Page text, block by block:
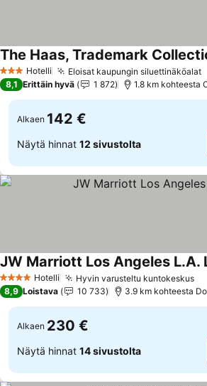
3 Tähtiluokitus
Hotelli Eloisat kaupungin siluettinäköalat
The Haas, Trademark
8,1 Erittäin hyvä 1 872 1.8 km kohteesta
Alkaen 142 €
Näytä hinnat 12 sivustolta
4 Tähtiluokitus
Hotelli Hyvin varusteltu kuntokeskus
JW Marriott Los Angeles L.A.
8,9 Loistava 10 733 3.9 km kohteesta
Alkaen 230 €
Näytä hinnat 14 sivustolta